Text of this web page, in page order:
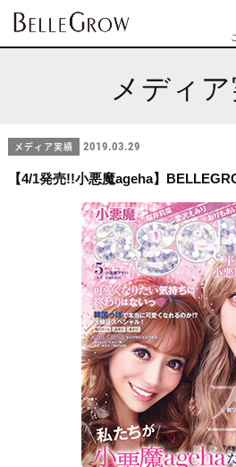
メディ
メディア実績 2019.03.29
【4/1発売!!小悪魔ageha】